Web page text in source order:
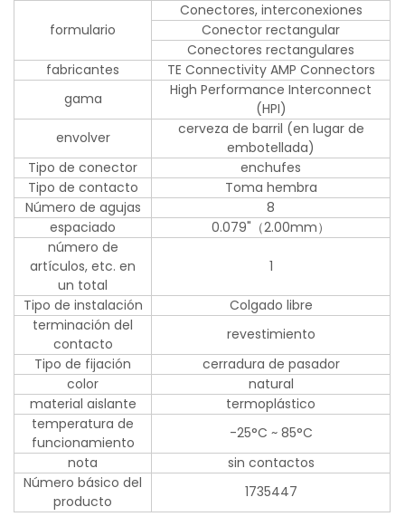
formulario
Conectores, interconexiones
Conector rectangular
Conectores rectangulares
fabricantes
TE Connectivity AMP Connectors
gama
High Performance Interconnect
(HPI)
envolver
cerveza de barril (en lugar de
embotellada)
Tipo de conector
enchufes
Tipo de contacto
Toma hembra
Número de agujas
8
espaciado
0.079"（2.00mm）
número de
artículos, etc. en
un total
1
Tipo de instalación
Colgado libre
terminación del
contacto
revestimiento
Tipo de fijación
cerradura de pasador
color
natural
material aislante
termoplástico
temperatura de
funcionamiento
-25°C ~ 85°C
nota
sin contactos
Número básico del
producto
1735447